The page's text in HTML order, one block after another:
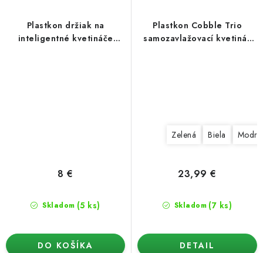
Plastkon držiak na
inteligentné kvetináče
Skladom (5 ks)
8 €
DO KOŠÍKA
Plastkon Cobble Trio
samozavlažovací kvetináč
Zelená Biela Modrá
Skladom (7 ks)
23,99 €
DETAIL